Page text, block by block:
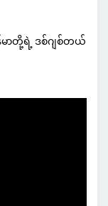
န်မာတို့ရဲ့ ဒစ်ဂျစ်တယ်